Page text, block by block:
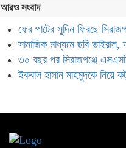
আরও সংবাদ
ফের পাটের সুদিন ফিরছে
সামাজিক মাধ্যমে ছবি
৩০ বছর পর সিরাজগঞ্জে
ইকবাল হাসান মাহমুদকে নিয়ে